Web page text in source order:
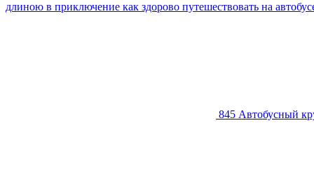
длиною в приключение как здорово путешествовать на
845 Автобусный